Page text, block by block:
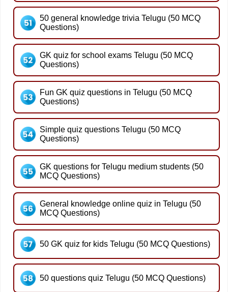
50 general knowledge trivia Telugu (50 MCQ
Questions)
GK quiz for school exams Telugu (50 MCQ
Questions)
Fun GK quiz questions in Telugu (50 MCQ
Questions)
Simple quiz questions Telugu (50 MCQ
Questions)
GK questions for Telugu medium students (50
MCQ Questions)
General knowledge online quiz in Telugu (50
MCQ Questions)
50 GK quiz for kids Telugu (50 MCQ Questions)
50 questions quiz Telugu (50 MCQ Questions)